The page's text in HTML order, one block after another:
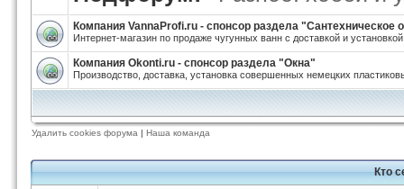
Компания VannaProfi.ru - спонсор раздела "Сантехническое
Интернет-магазин по продаже чугунных ванн с доставкой и
Компания Okonti.ru - спонсор раздела "Окна"
Производство, доставка, установка совершенных немецких
Удалить cookies форума | Наша команда
Кто